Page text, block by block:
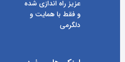
عزیز راه اندازی شده
و فقط با همایت و
دلگرمی